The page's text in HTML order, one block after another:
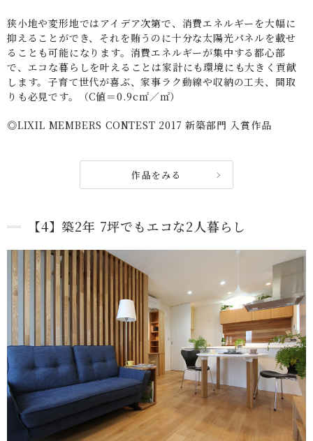
狭小地や変形地ではアイデア次第で、消費エネルギーを大幅に
抑えることができ、それを賄うのに十分な太陽光パネルを載せ
ることも可能になります。消費エネルギーが集中する都心部
で、エコな暮らしを叶えることは家計にも環境にも大きく貢献
します。子育て世代が喜ぶ、家事ラク動線や収納の工夫、間取
りも必見です。（C値＝0.9c㎡／㎡）
◎LIXIL MEMBERS CONTEST 2017 新築部門 入賞作品
作品をみる
【4】築2年 7坪でもエコな2人暮らし